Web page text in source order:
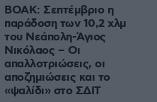
ΒΟΑΚ: Σεπτέμβριο η
παράδοση των 10,2 χλμ
του Νεάπολη-Άγιος
Νικόλαος – Οι
απαλλοτριώσεις, οι
αποζημιώσεις και το
«ψαλίδι» στο ΣΔΙΤ